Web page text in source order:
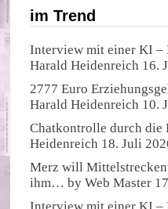
im Trend
Interview mit einer KI –
Harald Heidenreich 16.
2777 Euro
Harald Heidenreich 10.
Chatkontrolle durch die
Heidenreich 18. Juli
Merz will
ihm… byWeb Master